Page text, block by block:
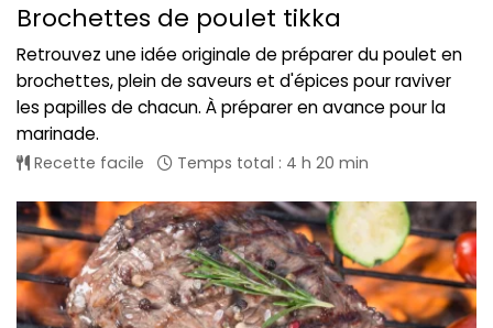
Brochettes de poulet tikka
Retrouvez une idée originale de préparer du poulet en
brochettes, plein de saveurs et d'épices pour raviver
les papilles de chacun. À préparer en avance pour la
marinade.
Recette facile Temps total : 4 h 20 min